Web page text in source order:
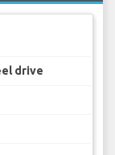
drive